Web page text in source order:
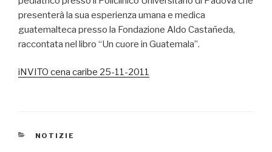
presenterà la sua esperienza umana e medica
guatemalteca presso la Fondazione Aldo Castañeda,
raccontata nel libro “Un cuore in Guatemala”.
iNVITO cena caribe 25-11-2011
CATEGORIE
NOTIZIE